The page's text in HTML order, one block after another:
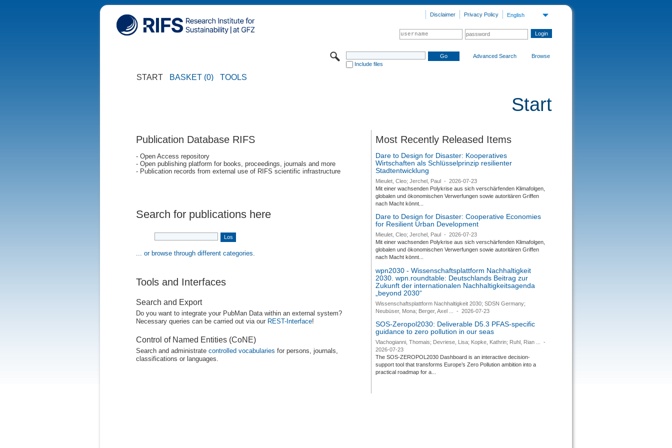
English
Privacy Policy
Disclaimer
Include files
Advanced Search Browse
START BASKET (0) TOOLS
Start
Publication Database RIFS
- Open Access repository
- Open publishing platform for books, proceedings, journals and more
- Publication records from external use of RIFS scientific infrastructure
Search for publications here
... or browse through different categories.
Tools and Interfaces
Search and Export
Do you want to integrate your PubMan Data within an external system?
Necessary queries can be carried out via our REST-Interface!
Control of Named Entities (CoNE)
Search and administrate controlled vocabularies for persons, journals,
classifications or languages.
Most Recently Released Items
Dare to Design for Disaster: Kooperatives
Wirtschaften als Schlüsselprinzip resilienter
Stadtentwicklung
Mieulet, Cleo; Jerchel, Paul -
2026-07-23
Mit einer wachsenden Polykrise aus sich verschärfenden Klimafolgen,
globalen und ökonomischen Verwerfungen sowie autoritären Griffen
nach Macht könnt...
Dare to Design for Disaster: Cooperative Economies
for Resilient Urban Development
Mieulet, Cleo; Jerchel, Paul -
2026-07-23
Mit einer wachsenden Polykrise aus sich verschärfenden Klimafolgen,
globalen und ökonomischen Verwerfungen sowie autoritären Griffen
nach Macht könnt...
wpn2030 - Wissenschaftsplattform Nachhaltigkeit
2030. wpn.roundtable: Deutschlands Beitrag zur
Zukunft der internationalen Nachhaltigkeitsagenda
„beyond 2030“
Wissenschaftsplattform Nachhaltigkeit 2030; SDSN Germany;
Neubüser, Mona; Berger, Axel ...
- 2026-07-23
SOS-Zeropol2030: Deliverable D5.3 PFAS-specific
guidance to zero pollution in our seas
Vlachogianni, Thomais; Devriese, Lisa; Kopke, Kathrin; Ruhl, Rian ...
-
2026-07-23
The SOS-ZEROPOL2030 Dashboard is an interactive decision-
support tool that transforms Europe’s Zero Pollution ambition into a
practical roadmap for a...